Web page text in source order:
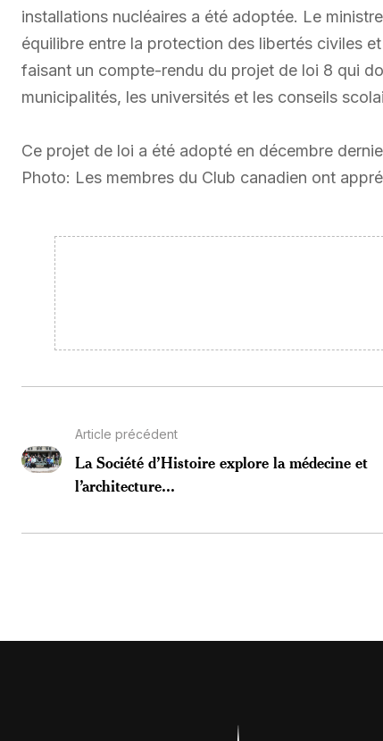
installations nucléaires a été adoptée. Le
équilibre entre la protection des libertés civiles
faisant un compte-rendu du projet de loi 8 qui
municipalités, les universités et les conseils
Ce projet de loi a été adopté en décembre
Photo: Les membres du Club canadien ont
Article précédent
La Société d’Histoire explore la médecine et
l’architecture...